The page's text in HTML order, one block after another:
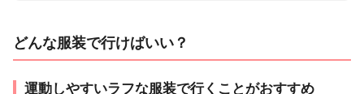
どんな服装で行けばいい？
運動しやすいラフな服装で行くことがおすすめ